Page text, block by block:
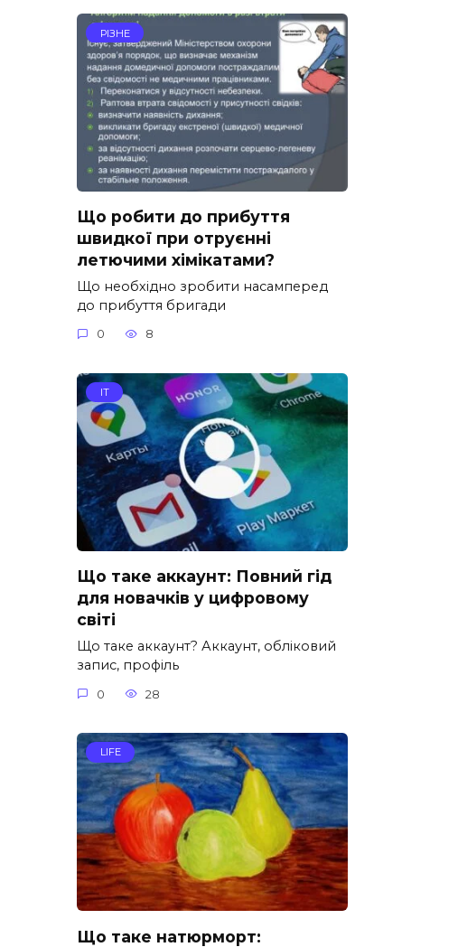
РІЗНЕ
Що робити до прибуття
швидкої при отруєнні
летючими хімікатами?
Що необхідно зробити насамперед
до прибуття бригади
0 8
IT
Що таке аккаунт: Повний гід
для новачків у цифровому
світі
Що таке аккаунт? Аккаунт, обліковий
запис, профіль
0 28
LIFE
Що таке натюрморт: